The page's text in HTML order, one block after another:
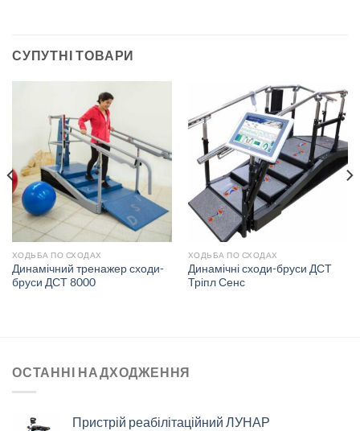
СУПУТНІ ТОВАРИ
ХОДЬБА ПО СХОДАХ
Динамічний тренажер сходи-
бруси ДСТ 8000
ХОДЬБА ПО СХОДАХ
Динамічні сходи-бруси ДСТ
Тріпл Сенс
ОСТАННІ НАДХОДЖЕННЯ
Пристрій реабілітаційний ЛУНАР